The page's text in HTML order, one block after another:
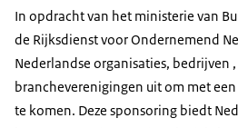
In opdracht van het ministerie van
de Rijksdienst voor Ondernemend
Nederlandse organisaties, bedrijven
brancheverenigingen uit om met
te komen. Deze sponsoring biedt